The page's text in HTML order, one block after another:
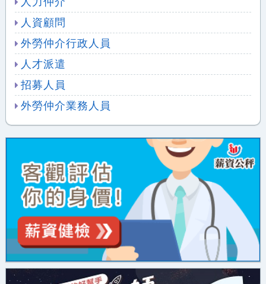
人資顧問
外勞仲介行政人員
人才派遣
招募人員
外勞仲介業務人員